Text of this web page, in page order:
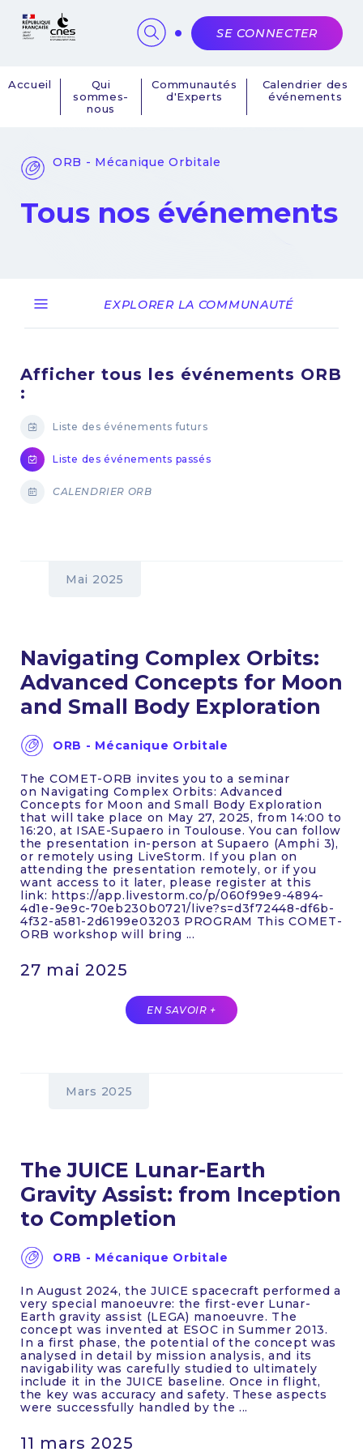
Navigation
Accueil
Qui
sommes-
nous
Communautés
d'Experts
Calendrier des
événements
SE CONNECTER
ORB - Mécanique Orbitale
Tous nos événements
EXPLORER LA COMMUNAUTÉ
Afficher tous les événements ORB
:
Liste des événements futurs
Liste des événements passés
CALENDRIER ORB
Mai 2025
27 mai 2025
Navigating Complex Orbits:
Advanced Concepts for Moon
and Small Body Exploration
ORB - Mécanique Orbitale
The COMET-ORB invites you to a seminar
on Navigating Complex Orbits: Advanced
Concepts for Moon and Small Body Exploration
that will take place on May 27, 2025, from 14:00 to
16:20, at ISAE-Supaero in Toulouse. You can follow
the presentation in-person at Supaero (Amphi 3),
or remotely using LiveStorm. If you plan on
attending the presentation remotely, or if you
want access to it later, please register at this
link: https://app.livestorm.co/p/060f99e9-4894-
4d1e-9e9c-70eb230b0721/live?s=d3f72448-df6b-
4f32-a581-2d6199e03203 PROGRAM This COMET-
ORB workshop will bring ...
EN SAVOIR +
Mars 2025
11 mars 2025
The JUICE Lunar-Earth
Gravity Assist: from Inception
to Completion
ORB - Mécanique Orbitale
In August 2024, the JUICE spacecraft performed a
very special manoeuvre: the first-ever Lunar-
Earth gravity assist (LEGA) manoeuvre. The
concept was invented at ESOC in Summer 2013.
In a first phase, the potential of the concept was
analysed in detail by mission analysis, and its
navigability was carefully studied to ultimately
include it in the JUICE baseline. Once in flight,
the key was accuracy and safety. These aspects
were successfully handled by the ...